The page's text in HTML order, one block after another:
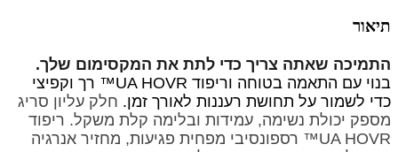
תיאור
התמיכה שאתה צריך כדי לתת את המקסימום שלך.
בנוי עם התאמה בטוחה וריפוד UA HOVR™ רך וקפיצי
כדי לשמור על תחושת רעננות לאורך זמן. חלק עליון סריג
מספק יכולת נשימה, עמידות ובלימה קלת משקל. ריפוד
UA HOVR™ רספונסיבי מפחית פגיעות, מחזיר אנרגיה